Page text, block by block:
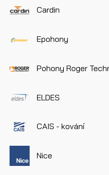
Cardin
Epohony
Pohony Roger
ELDES
CAIS - kování
Nice